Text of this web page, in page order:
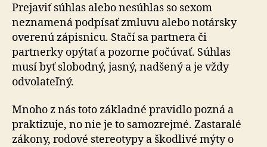
Prejaviť súhlas alebo nesúhlas so sexom
neznamená podpísať zmluvu alebo notársky
overenú zápisnicu. Stačí sa partnera či
partnerky opýtať a pozorne počúvať. Súhlas
musí byť slobodný, jasný, nadšený a je vždy
odvolateľný.
Mnoho z nás toto základné pravidlo pozná a
praktizuje, no nie je to samozrejmé. Zastaralé
zákony, rodové stereotypy a škodlivé mýty o